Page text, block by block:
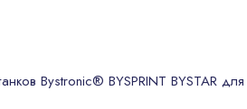
Bystronic® BYSPRINT BYSTAR